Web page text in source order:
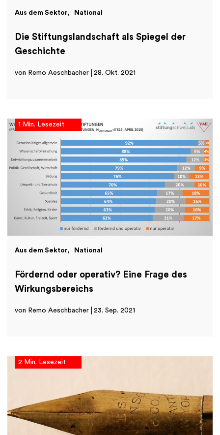
Aus dem Sektor National
Die Stiftungslandschaft als Spiegel der
Geschichte
von Remo Aeschbacher 28. Okt. 2021
1 Min. Lesezeit
Aus dem Sektor National
Fördernd oder operativ? Eine Frage des
Wirkungsbereichs
von Remo Aeschbacher 23. Sep. 2021
2 Min. Lesezeit